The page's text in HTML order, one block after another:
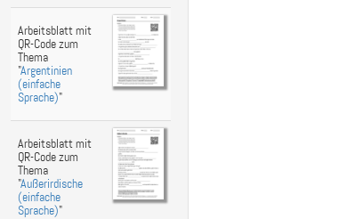
Arbeitsblatt mit
QR-Code zum
Thema
"Argentinien
(einfache
Sprache)"
Arbeitsblatt mit
QR-Code zum
Thema
"Außerirdische
(einfache
Sprache)"